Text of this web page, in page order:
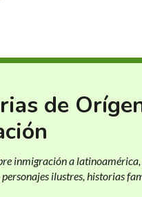
de
inmigración a latinoamérica,
ilustres, historias